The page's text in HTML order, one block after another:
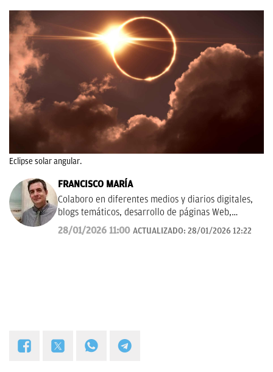
Eclipse solar angular.
FRANCISCO MARÍA
Colaboro en diferentes medios y diarios digitales,
blogs temáticos, desarrollo de páginas Web,
redacción de guías y manuales didácticos, textos
promocionales, campañas publicitarias y de
28/01/2026 11:00 ACTUALIZADO: 28/01/2026 12:22